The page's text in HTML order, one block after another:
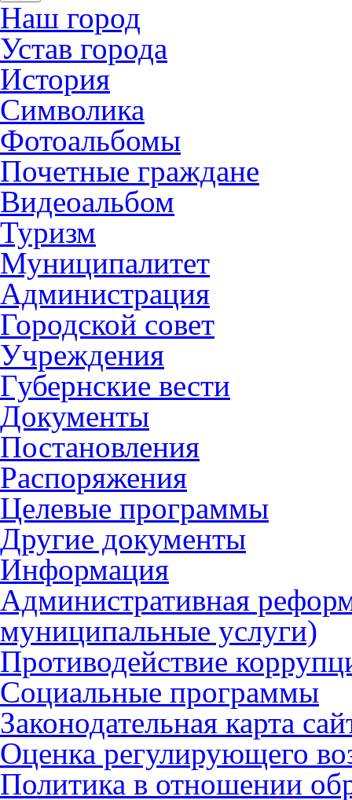
Наш город
Устав города
История
Символика
Фотоальбомы
Почетные граждане
Видеоальбом
Туризм
Муниципалитет
Администрация
Городской совет
Учреждения
Губернские вести
Документы
Постановления
Распоряжения
Целевые программы
Другие документы
Информация
Административная
муниципальные услуги)
Противодействие
Социальные программы
Законодательная карта
Оценка регулирующего
Политика в отношении